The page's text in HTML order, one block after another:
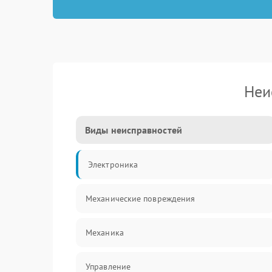
Виды неисправностей
Электроника
Механические повреждения
Механика
Управление